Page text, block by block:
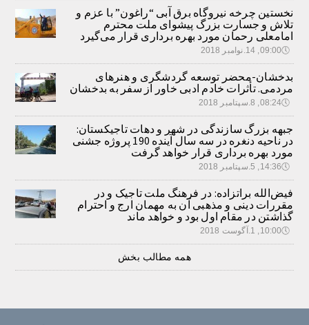
نخستین چرخه نیروگاه برق آبی “راغون” با عزم و
تلاش و جسارت بزرگ پیشوای ملت محترم
امامعلی رحمان مورد بهره برداری قرار می‌گیرد
🕔09:00, 14.نوامبر 2018
بدخشان-محضر توسعه گردشگری و هنرهای
مردمی. تأثرات خادم ادبی خاور از سفر به بدخشان
🕔08:24, 8.سپتامبر 2018
جبهه بزرگ سازندگی در شهر و دهات تاجیکستان:
در ناحیه دنغره در سه سال آینده 190 پروژه جشنی
مورد بهره برداری قرار خواهد گرفت
🕔14:36, 5.سپتامبر 2018
فیض‌الله براتزاده: در فرهنگ ملت تاجیک و در
مقررات دینی و مذهبی آن به مهمان ارج و احترام
گذاشتن در مقام اول بود و خواهد ماند
🕔10:00, 1.آگوست 2018
همه مطالب بخش